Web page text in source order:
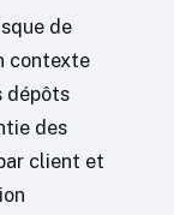
de
contexte
dépôts
des
client et